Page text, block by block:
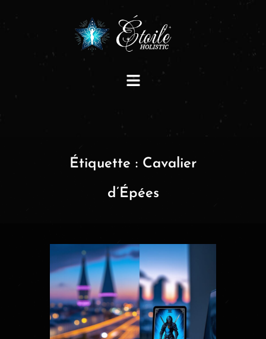
Étiquette : Cavalier
d’Épées